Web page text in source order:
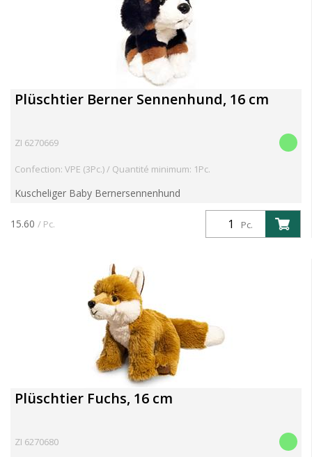
Plüschtier Berner Sennenhund, 16 cm
ZI 6270669
Confection: VPE (3Pc.) / Quantité minimum: 1Pc.
Kuscheliger Baby Bernersennenhund
Pc.
15.60 / Pc.
Plüschtier Fuchs, 16 cm
ZI 6270680